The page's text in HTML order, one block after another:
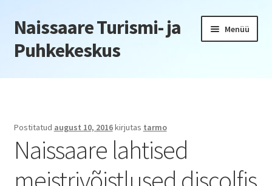
Liigu
navigeerimisele
Liigu
sisu
juurde
Naissaare Turismi- ja
Puhkekeskus
Menüü
Esileht
Jõulupeod
Kliendiüritus
Postitatud august 10, 2016kirjutas tarmo
Naissaare lahtised
meistrivõistlused discolfis